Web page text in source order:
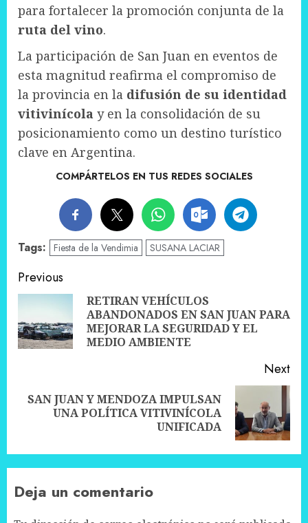
para fortalecer la promoción conjunta de la
ruta del vino.
La participación de San Juan en eventos de
esta magnitud reafirma el compromiso de
la provincia en la difusión de su identidad
vitivinícola y en la consolidación de su
posicionamiento como un destino turístico
clave en Argentina.
COMPÁRTELOS EN TUS REDES SOCIALES
Tags: Fiesta de la Vendimia SUSANA LACIAR
Post
navigation
Previous
RETIRAN VEHÍCULOS
ABANDONADOS EN SAN JUAN PARA
MEJORAR LA SEGURIDAD Y EL
MEDIO AMBIENTE
Next
Next
SAN JUAN Y MENDOZA IMPULSAN
UNA POLÍTICA VITIVINÍCOLA
UNIFICADA
Deja un comentario